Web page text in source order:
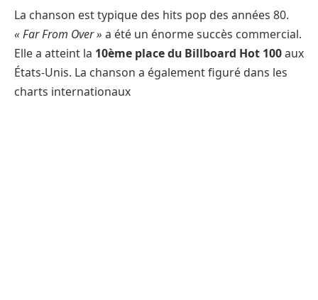
La chanson est typique des hits pop des années 80.
« Far From Over » a été un énorme succès commercial.
Elle a atteint la 10ème place du Billboard Hot 100aux
États-Unis. La chanson a également figuré dans les
charts internationaux